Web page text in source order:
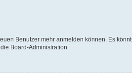
Benutzer mehr anmelden können. Es
Board-Administration.